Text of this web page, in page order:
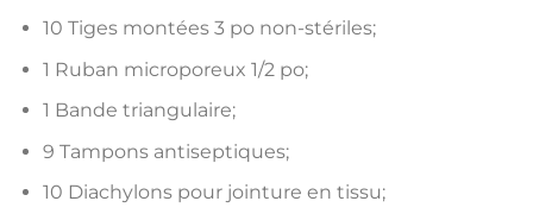
10 Tiges montées 3 po non-stériles;
1 Ruban microporeux 1/2 po;
1 Bande triangulaire;
9 Tampons antiseptiques;
10 Diachylons pour jointure en tissu;